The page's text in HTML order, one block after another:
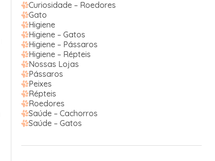
Curiosidade – Roedores
Gato
Higiene
Higiene – Gatos
Higiene – Pássaros
Higiene – Répteis
Nossas Lojas
Pássaros
Peixes
Répteis
Roedores
Saúde – Cachorros
Saúde – Gatos